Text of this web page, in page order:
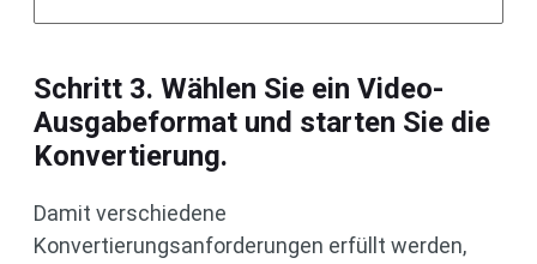
Schritt 3. Wählen Sie ein Video-
Ausgabeformat und starten Sie die
Konvertierung.
Damit verschiedene
Konvertierungsanforderungen erfüllt werden,